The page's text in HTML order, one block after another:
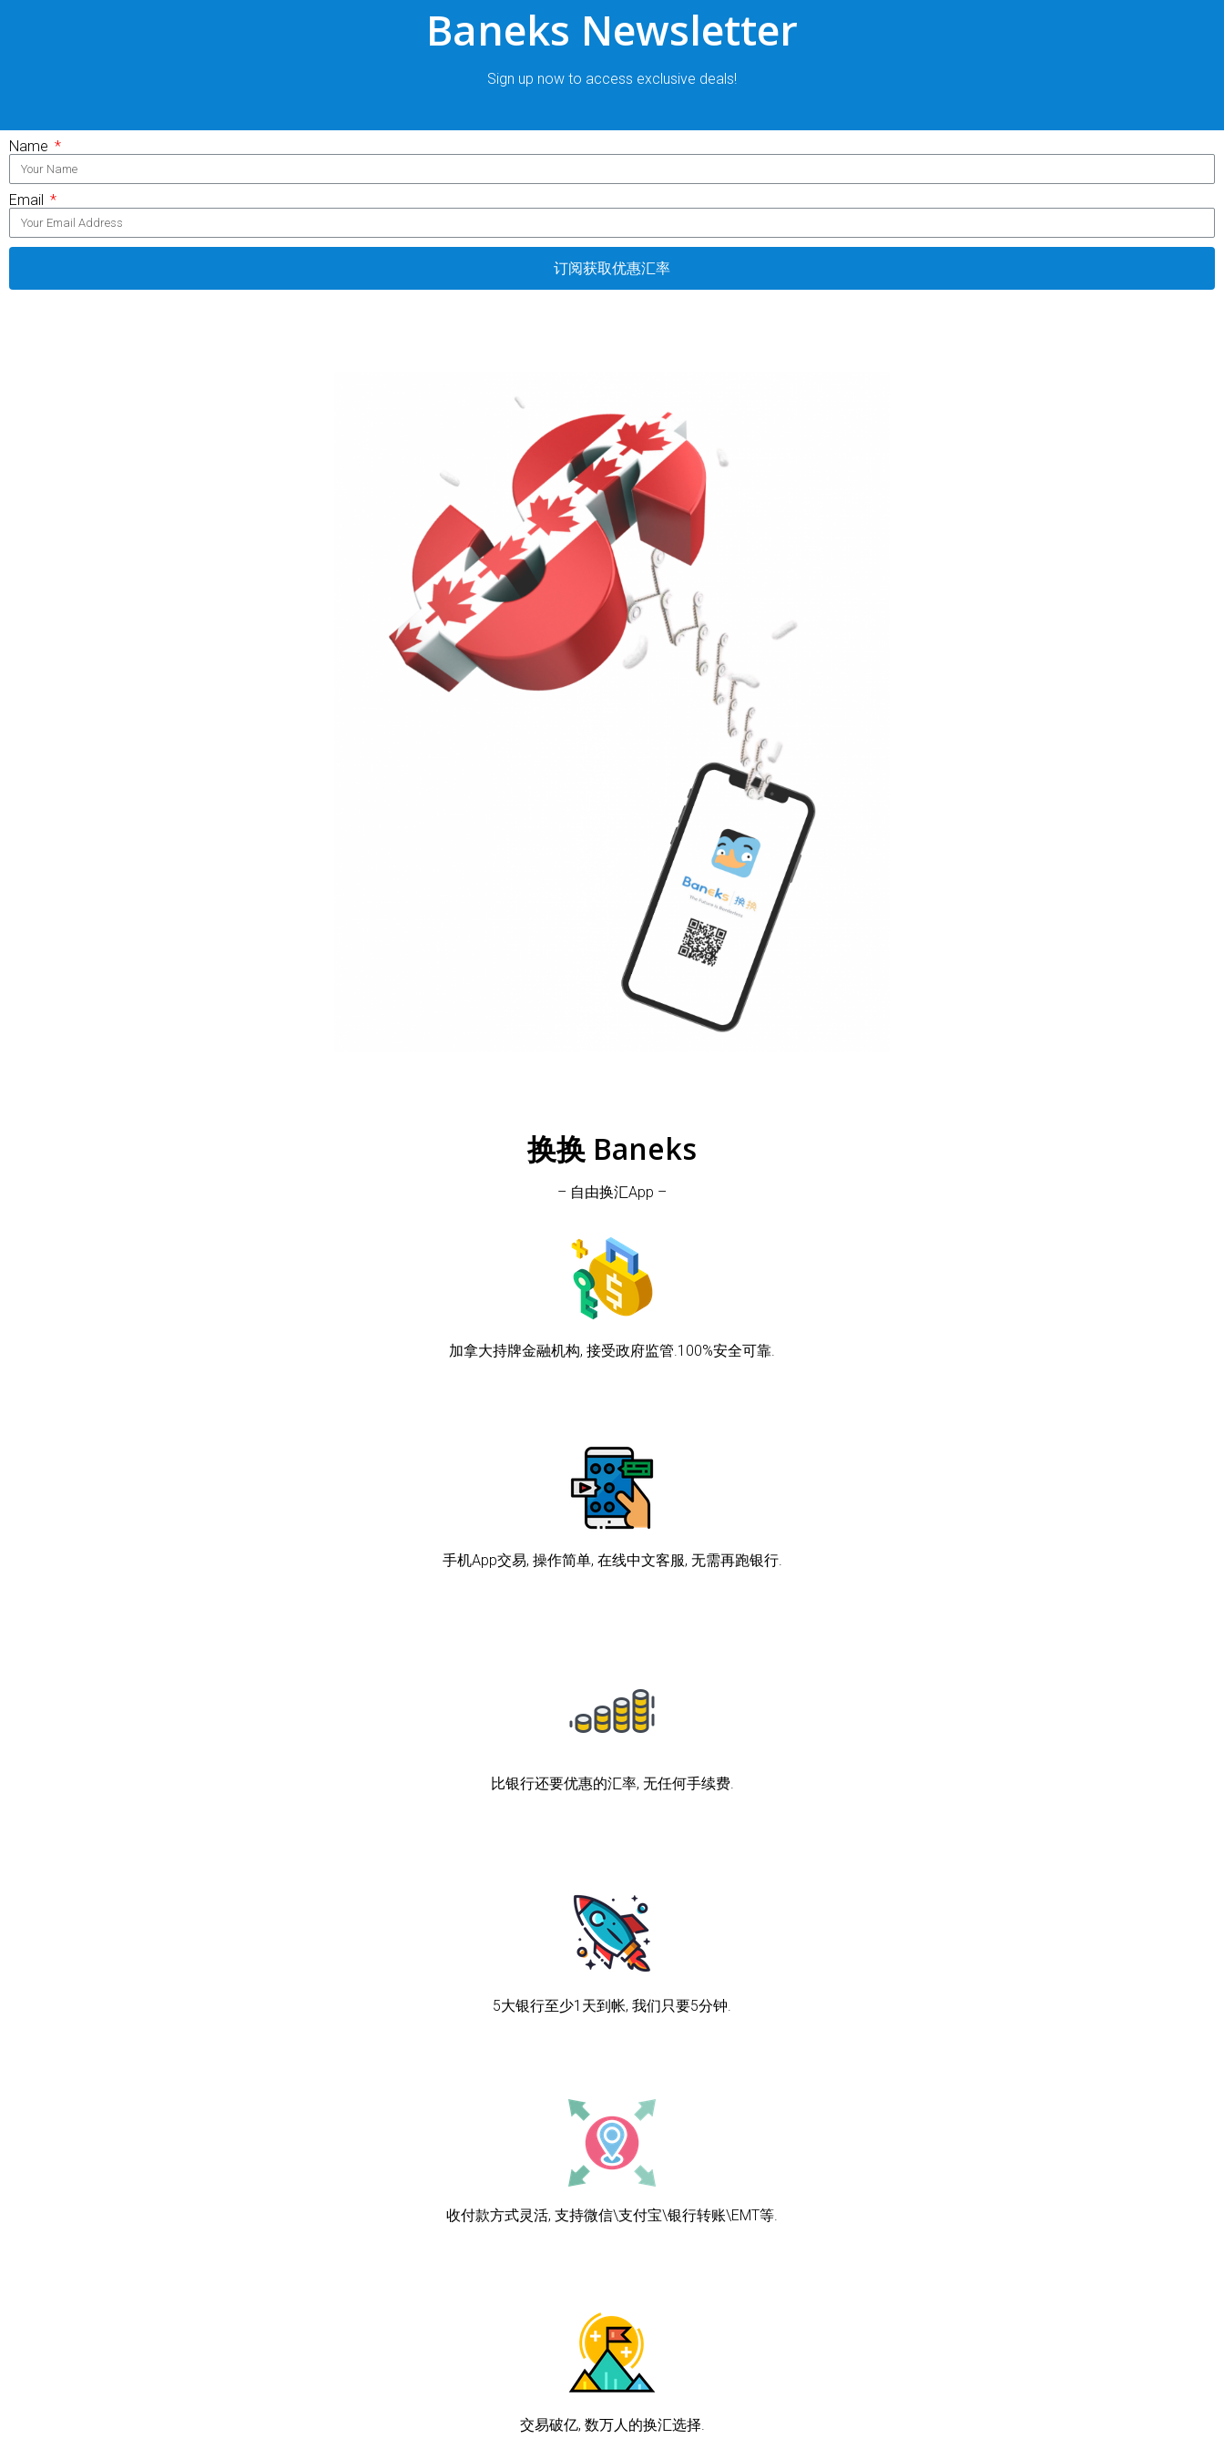
Baneks Newsletter
Sign up now to access exclusive deals!
Name
Email
订阅获取优惠汇率
换换 Baneks
– 自由换汇App –
加拿大持牌金融机构, 接受政府监管.100%安全可靠.
手机App交易, 操作简单, 在线中文客服, 无需再跑银行.
比银行还要优惠的汇率, 无任何手续费.
5大银行至少1天到帐, 我们只要5分钟.
收付款方式灵活, 支持微信\支付宝\银行转账\EMT等.
交易破亿, 数万人的换汇选择.